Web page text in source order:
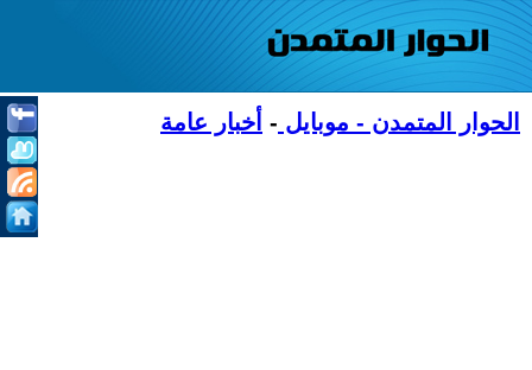
الحوار المتمدن - موبايل - أخبار عامة